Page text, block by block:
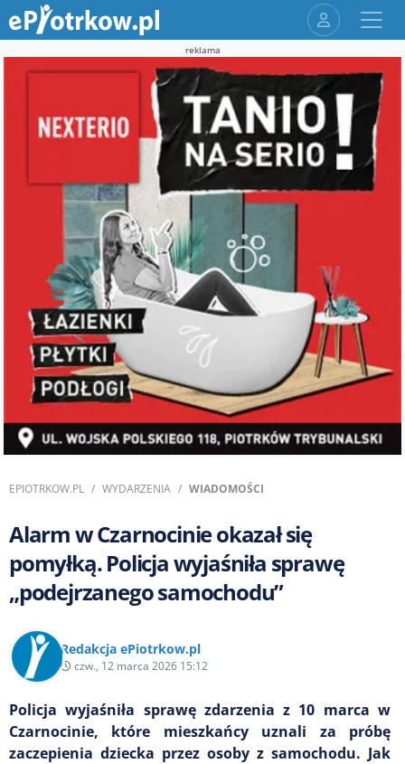
reklama
EPIOTRKOW.PL WYDARZENIA WIADOMOŚCI
Alarm w Czarnocinie okazał się
pomyłką. Policja wyjaśniła sprawę
„podejrzanego samochodu”
Redakcja ePiotrkow.pl
czw., 12 marca 2026 15:12
Policja wyjaśniła sprawę zdarzenia z 10 marca w
Czarnocinie, które mieszkańcy uznali za próbę
zaczepienia dziecka przez osoby z samochodu. Jak